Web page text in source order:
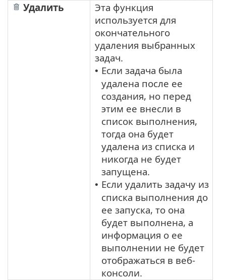
Удалить
Эта функция
используется для
окончательного
удаления выбранных
задач.
• Если задача была
удалена после ее
создания, но перед
этим ее внесли в
список выполнения,
тогда она будет
удалена из списка и
никогда не будет
запущена.
• Если удалить задачу из
списка выполнения до
ее запуска, то она
будет выполнена, а
информация о ее
выполнении не будет
отображаться в веб-
консоли.